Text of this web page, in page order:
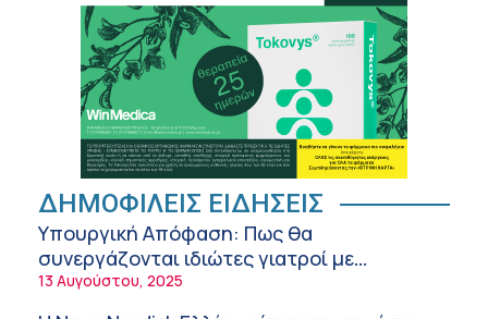
Μαρίνα Ραυτοπούλου (ΙΑΤΡΙΚΟ ΚΕΝΤΡΟ):
Εκπαίδευση στον διαβήτη – Ένας πυλώνας
της σύγχρονης φροντίδας
6:56 πμ
Αθανάσιος Μανώλης (Metropolitan
Hospital): Καρδιοπαθείς και καλοκαίρι –
Διακοπές με ασφάλεια
6:20 πμ
Ειρήνη Ζίγκιρη (Ερρίκος Ντυνάν): H θερμική
καταπόνηση στους ηλικιωμένους
εργαζόμενους
6:11 πμ
Σύσκεψη στον ΕΟΦ για την ομαλή
ΔΗΜΟΦΙΛΕΙΣ ΕΙΔΗΣΕΙΣ
Υπουργική Απόφαση: Πως θα
συνεργάζονται ιδιώτες γιατροί με
νοσοκομεία του δημοσίου συστήματος
13 Αυγούστου, 2025